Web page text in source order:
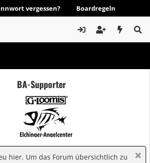
vergessen? Boardregeln
BA-Supporter
hier. Um das Forum übersichtlich zu